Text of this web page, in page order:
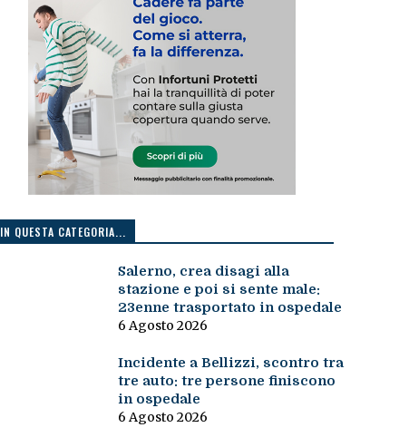
IN QUESTA CATEGORIA...
Salerno, crea disagi alla
stazione e poi si sente male:
23enne trasportato in ospedale
6 Agosto 2026
Incidente a Bellizzi, scontro tra
tre auto: tre persone finiscono
in ospedale
6 Agosto 2026